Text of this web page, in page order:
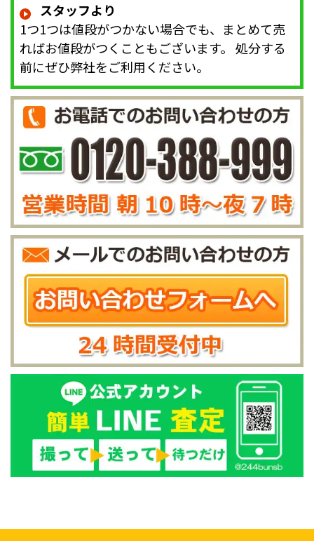
スタッフより
1つ1つは値段がつかない場合でも、まとめて売
ればお値段がつくこともございます。 処分する
前にぜひ弊社をご利用ください。